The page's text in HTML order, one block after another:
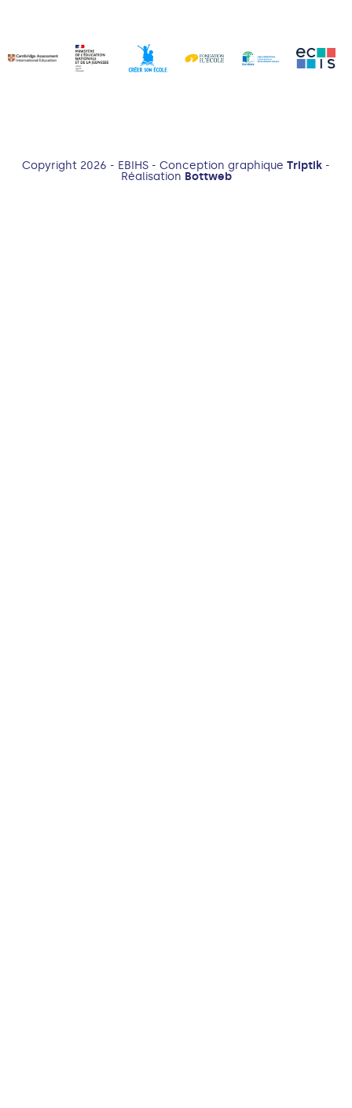
Copyright 2026 - EBIHS - Conception graphique Triptik -
Réalisation Bottweb